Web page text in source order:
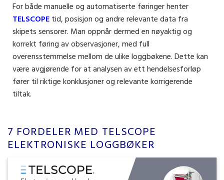
For både manuelle og automatiserte føringer henter
TELSCOPEtid, posisjon og andre relevante data fra
skipets sensorer. Man oppnår dermed en nøyaktig og
korrekt føring av observasjoner, med full
overensstemmelse mellom de ulike loggbøkene. Dette kan
være avgjørende for at analysen av ett hendelsesforløp
fører til riktige konklusjoner og relevante korrigerende
tiltak.
7 FORDELER MED TELSCOPE
ELEKTRONISKE LOGGBØKER